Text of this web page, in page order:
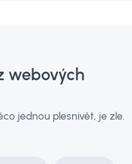
webových
jednou plesnivět, je zle.